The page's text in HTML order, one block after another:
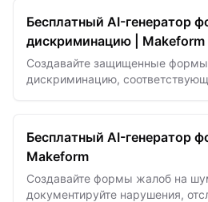
Бесплатный AI-генератор
дискриминацию | Makeform
Создавайте защищенные
дискриминацию,
Бесплатный AI-генератор
Makeform
Создавайте формы жалоб на
документируйте нарушения,